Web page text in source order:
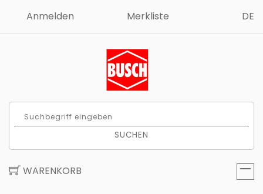
Anmelden Merkliste DE
SUCHEN
WARENKORB